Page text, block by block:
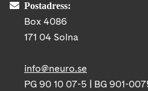
Postadress:
Box 4086
171 04 Solna
info@neuro.se
PG 90 10 07-5 | BG 901-